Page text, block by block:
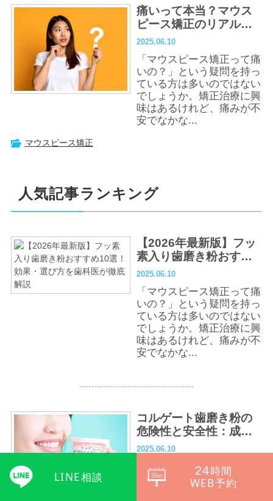
痛いって本当？マウス
ピース矯正のリアルと
その乗り越え方
2025.06.10
「マウスピース矯正って痛
いの？」という疑問を持っ
ている方は多いのではない
でしょうか。矯正治療に興
味はあるけれど、痛みが不
安でなかな...
マウスピース矯正
人気記事ランキング
【2026年最新版】フッ
素入り歯磨き粉おすす
め10選！効果・選び方
2025.06.10
「マウスピース矯正って痛
いの？」という疑問を持っ
ている方は多いのではない
でしょうか。矯正治療に興
味はあるけれど、痛みが不
安でなかな...
コルゲート歯磨き粉の
危険性と安全性：成
分、口コミ、選び方ガ
2025.06.10
「マウスピース矯正って痛
いの？」という疑問を持っ
ている方は多いのではない
LINE相談 24時間
WEB予約